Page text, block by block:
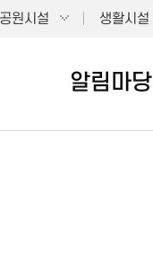
공원시설 생활시설
알림마당